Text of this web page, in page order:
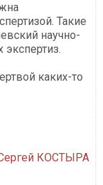
Такие
научно-
экспертиз.
каких-то
КОСТЫРА